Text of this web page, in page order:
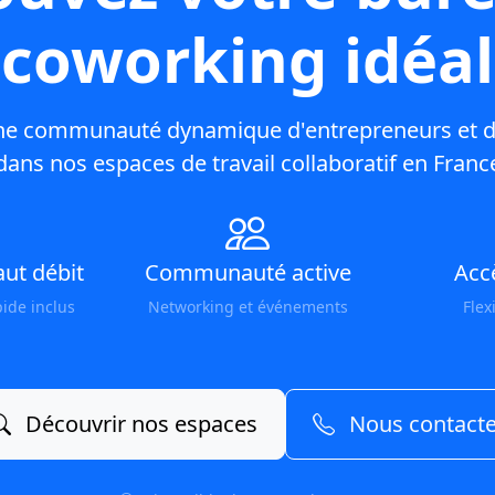
coworking idéal
communauté dynamique d'entrepreneurs et
nos espaces de travail collaboratif en
débit
inclus
Communauté active
Networking et événements
Découvrir nos espaces Nous